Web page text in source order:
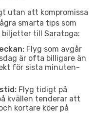
utan att kompromissa
smarta tips som
till Saratoga:
Flyg som avgår
är ofta billigare än
för sista minuten-
Flyg tidigt på
kvällen tenderar att
kortare köer på